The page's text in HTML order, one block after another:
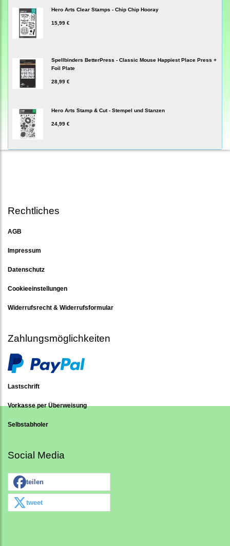
Hero Arts Clear Stamps - Chip Chip Hooray
15,99 €
Spellbinders BetterPress - Classic Mouse Happiest Place Press +
Foil Plate
28,99 €
Hero Arts Stamp & Cut - Stempel und Stanzen
24,99 €
Rechtliches
AGB
Impressum
Datenschutz
Cookieeinstellungen
Widerrufsrecht & Widerrufsformular
Zahlungsmöglichkeiten
Lastschrift
Vorkasse per Überweisung
Selbstabholer
Social Media
teilen
tweet